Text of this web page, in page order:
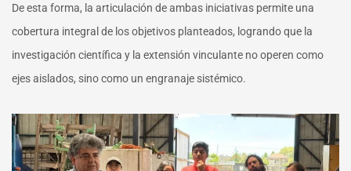
De esta forma, la articulación de ambas iniciativas permite una
cobertura integral de los objetivos planteados, logrando que la
investigación científica y la extensión vinculante no operen como
ejes aislados, sino como un engranaje sistémico.